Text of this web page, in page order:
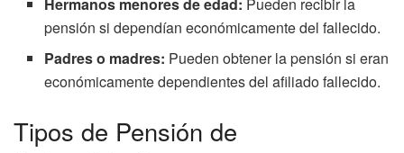
pensión si dependían económicamente del fallecido.
Padres o madres: Pueden obtener la pensión si eran
económicamente dependientes del afiliado fallecido.
Tipos de Pensión de